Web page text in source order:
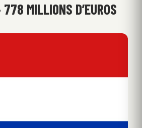
MILLIONS D’EUROS